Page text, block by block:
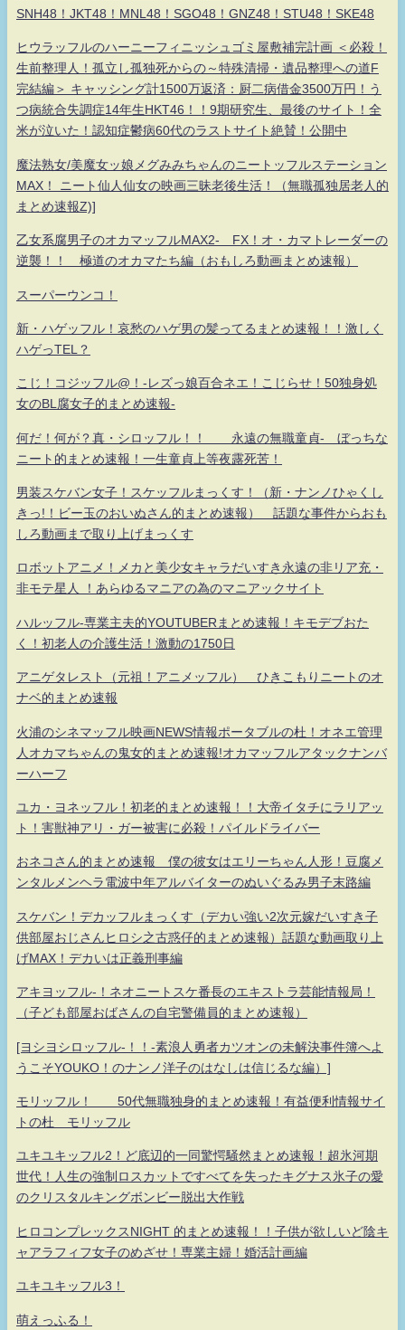
SNH48！JKT48！MNL48！SGO48！GNZ48！STU48！SKE48
ヒウラッフルのハーニーフィニッシュゴミ屋敷補完計画 ＜必殺！
生前整理人！孤立し孤独死からの～特殊清掃・遺品整理への道F
完結編＞ キャッシング計1500万返済：厨二病借金3500万円！う
つ病統合失調症14年生HKT46！！9期研究生、最後のサイト！全
米が泣いた！認知症鬱病60代のラストサイト絶賛！公開中
魔法熟女/美魔女ッ娘メグみみちゃんのニートッフルステーション
MAX！ ニート仙人仙女の映画三昧老後生活！（無職孤独居老人的
まとめ速報Z)]
乙女系腐男子のオカマッフルMAX2- FX！オ・カマトレーダーの
逆襲！！ 極道のオカマたち編（おもしろ動画まとめ速報）
スーパーウンコ！
新・ハゲッフル！哀愁のハゲ男の髪ってるまとめ速報！！激しく
ハゲっTEL？
こじ！コジッフル@！-レズっ娘百合ネエ！こじらせ！50独身処
女のBL腐女子的まとめ速報-
何だ！何が？真・シロッフル！！ 永遠の無職童貞- ぼっちな
ニート的まとめ速報！一生童貞上等夜露死苦！
男装スケバン女子！スケッフルまっくす！（新・ナンノひゃくし
きっ!！ビー玉のおいぬさん的まとめ速報） 話題な事件からおも
しろ動画まで取り上げまっくす
ロボットアニメ！メカと美少女キャラだいすき永遠の非リア充・
非モテ星人 ！あらゆるマニアの為のマニアックサイト
ハルッフル-専業主夫的YOUTUBERまとめ速報！キモデブおた
く！初老人の介護生活！激動の1750日
アニゲタレスト（元祖！アニメッフル） ひきこもりニートのオ
ナベ的まとめ速報
火浦のシネマッフル映画NEWS情報ポータブルの杜！オネエ管理
人オカマちゃんの鬼女的まとめ速報!オカマッフルアタックナンバ
ーハーフ
ユカ・ヨネッフル！初老的まとめ速報！！大帝イタチにラリアッ
ト！害獣神アリ・ガー被害に必殺！パイルドライバー
おネコさん的まとめ速報 僕の彼女はエリーちゃん人形！豆腐メ
ンタルメンヘラ電波中年アルバイターのぬいぐるみ男子末路編
スケバン！デカッフルまっくす（デカい強い2次元嫁だいすき子
供部屋おじさんヒロシ之古惑仔的まとめ速報）話題な動画取り上
げMAX！デカいは正義刑事編
アキヨッフル-！ネオニートスケ番長のエキストラ芸能情報局！
（子ども部屋おばさんの自宅警備員的まとめ速報）
[ヨシヨシロッフル-！！-素浪人勇者カツオンの未解決事件簿へよ
うこそYOUKO！のナンノ洋子のはなしは信じるな編）]
モリッフル！ 50代無職独身的まとめ速報！有益便利情報サイ
トの杜 モリッフル
ユキユキッフル2！ど底辺的一同驚愕騒然まとめ速報！超氷河期
世代！人生の強制ロスカットですべてを失ったキグナス氷子の愛
のクリスタルキングボンビー脱出大作戦
ヒロコンプレックスNIGHT 的まとめ速報！！子供が欲しいど陰キ
ャアラフィフ女子のめざせ！専業主婦！婚活計画編
ユキユキッフル3！
萌えっふる！